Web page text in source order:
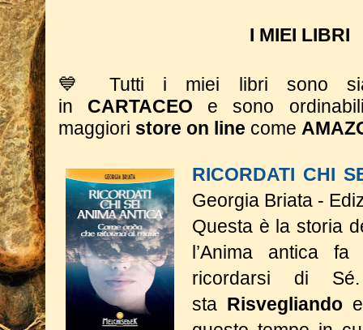
I MIEI LIBRI
💙 Tutti i miei libri sono
in CARTACEO e sono
maggiori store on line come
RICORDATI CHI
Georgia Briata -
Questa è la storia
l’Anima antica
ricordarsi di
sta Risvegliando